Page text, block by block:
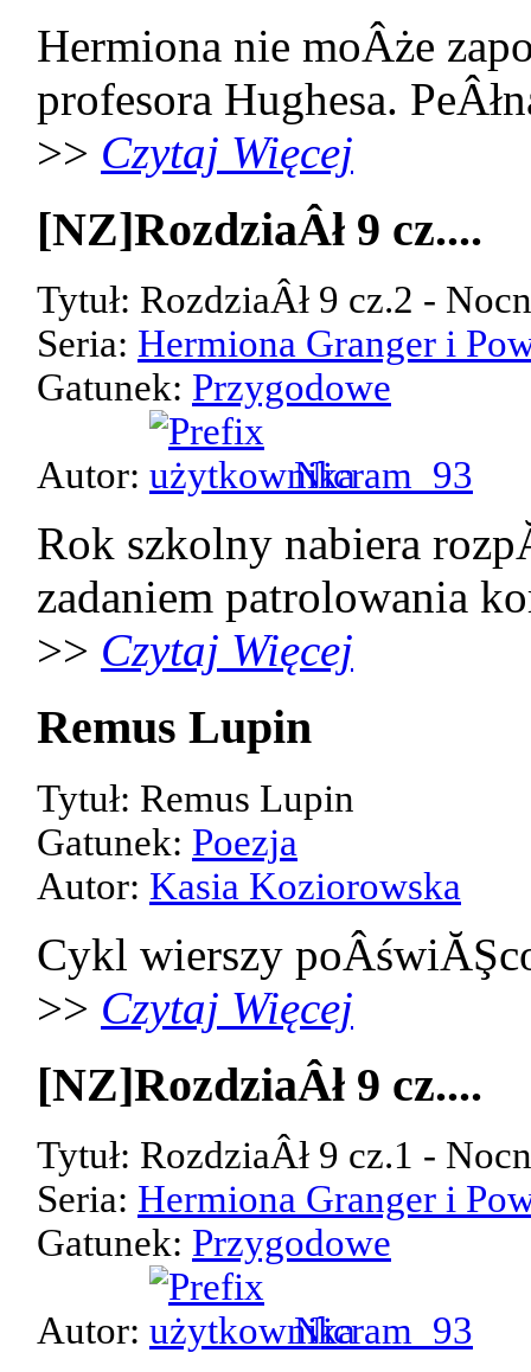
Hermiona nie moÂże
profesora Hughesa.
>> Czytaj Więcej
[NZ]RozdziaÂł 9 cz....
Tytuł: RozdziaÂł 9 cz.2 -
Seria: Hermiona Granger i
Gatunek: Przygodowe
Autor: Nicram_93
Rok szkolny nabiera
zadaniem patrolowania
>> Czytaj Więcej
Remus Lupin
Tytuł: Remus Lupin
Gatunek: Poezja
Autor: Kasia Koziorowska
Cykl wierszy
>> Czytaj Więcej
[NZ]RozdziaÂł 9 cz....
Tytuł: RozdziaÂł 9 cz.1 -
Seria: Hermiona Granger i
Gatunek: Przygodowe
Autor: Nicram_93